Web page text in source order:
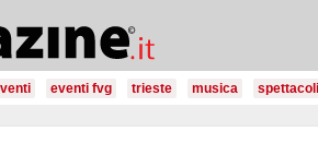
eventi fvg trieste musica spettacoli